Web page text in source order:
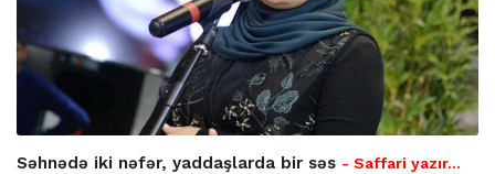
Səhnədə iki nəfər, yaddaşlarda bir səs - Saffari yazır…